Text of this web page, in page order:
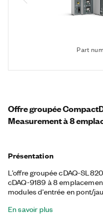
Part
Offre groupée
Measurement à 8
Présentation
L’offre groupée cDAQ-
cDAQ-9189 à 8
modules d’entrée en pont/
offre groupée, vous pouvez
En savoir plus